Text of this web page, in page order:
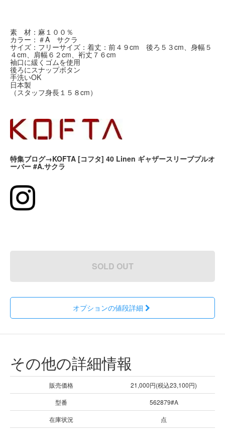
素 材：麻１００％
カラー：＃A サクラ
サイズ：フリーサイズ：着丈：前４９cm 後ろ５３cm、身幅５
４cm、肩幅６２cm、裄丈７６cm
袖口に緩くゴムを使用
後ろにスナップボタン
手洗いOK
日本製
（スタッフ身長１５８cm）
特集ブログ→KOFTA [コフタ] 40 Linen ギャザースリーブプルオ
ーバー #A.サクラ
SOLD OUT
オプションの値段詳細
その他の詳細情報
販売価格
21,000円(税込23,100円)
型番
562879#A
在庫状況
点